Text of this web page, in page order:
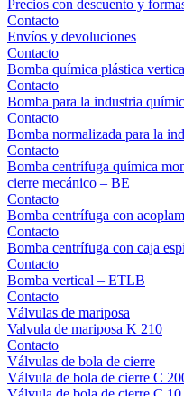
Precios con descuento y
Contacto
Envíos y devoluciones
Contacto
Bomba química plástica
Contacto
Bomba para la industria
Contacto
Bomba normalizada para la
Contacto
Bomba centrífuga química
cierre mecánico – BE
Contacto
Bomba centrífuga con
Contacto
Bomba centrífuga con caja
Contacto
Bomba vertical – ETLB
Contacto
Válvulas de mariposa
Valvula de mariposa K 210
Contacto
Válvulas de bola de cierre
Válvula de bola de cierre C